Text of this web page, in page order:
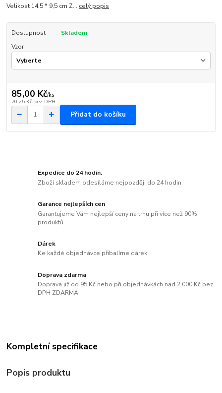
Velikost 14,5 * 9,5 cm Z... celý popis
Dostupnost
Skladem
Vzor
85,00 Kč/ks
70,25 Kč bez DPH
Přidat do košíku
Expedice do 24 hodin.
Zboží skladem odesíláme nejpozději do 24 hodin.
Garance nejlepších cen
Garantujeme Vám nejlepší ceny na trhu při více než 90%
produktů.
Dárek
Ke každé objednávce přibalíme dárek
Doprava zdarma
Doprava již od 95 Kč nebo při objednávkách nad 2.000 Kč bez
DPH ZDARMA
Kompletní specifikace
Popis produktu